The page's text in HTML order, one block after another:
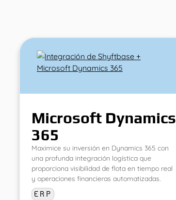
Microsoft Dynamics
365
Maximice su inversión en Dynamics 365 con
una profunda integración logística que
proporciona visibilidad de flota en tiempo real
y operaciones financieras automatizadas.
ERP